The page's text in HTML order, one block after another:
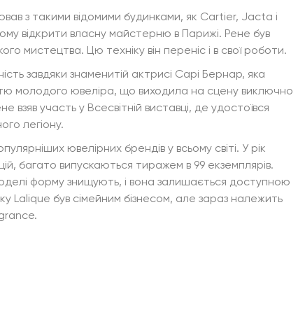
з такими відомими будинками, як Cartier, Jacta і
відкрити власну майстерню в Парижі. Рене був
мистецтва. Цю техніку він переніс і в свої роботи.
завдяки знаменитій актрисі Сарі Бернар, яка
молодого ювеліра, що виходила на сцену виключно
взяв участь у Всесвітній виставці, де удостоївся
легіону.
ювелірних брендів у всьому світі. У рік
багато випускаються тиражем в 99 екземплярів.
форму знищують, і вона залишається доступною
Lalique був сімейним бізнесом, але зараз належить